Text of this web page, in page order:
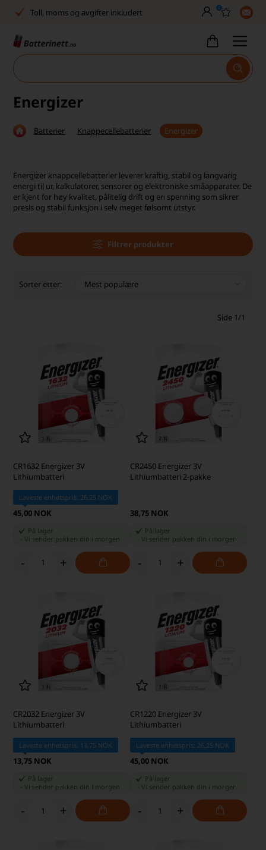
30 dagers full returrett
Billig frakt
Leveringstid 2-5 arbeidsdager
Toll, moms og avgifter inkludert
Billig frakt
Tlf. er stengt uke 27–32
Høy kundetilfredshet
0
Energizer
Batterier Knappecellebatterier Energizer
Energizer knappcellebatterier leverer kraftig, stabil og langvarig
energi til ur, kalkulatorer, sensorer og elektroniske småapparater. De
er kjent for høy kvalitet, pålitelig drift og en spenning som sikrer
presis og stabil funksjon i selv meget følsomt utstyr.
Filtrer produkter
Sorter etter:
Side 1/1
CR1632 Energizer 3V
Lithiumbatteri
Laveste enhetspris: 26,25 NOK
45,00 NOK
På lager
-Vi sender pakken din i morgen
- +
CR2450 Energizer 3V
Lithiumbatteri 2-pakke
38,75 NOK
På lager
Vi sender pakken din i morgen
- +
CR2032 Energizer 3V
Lithiumbatteri
Laveste enhetspris: 13,75 NOK
13,75 NOK
På lager
-Vi sender pakken din i morgen
- +
CR1220 Energizer 3V
Lithiumbatteri
Laveste enhetspris: 26,25 NOK
45,00 NOK
På lager
Vi sender pakken din i morgen
- +